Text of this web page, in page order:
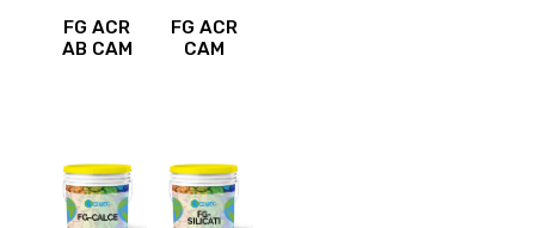
FG ACR
AB CAM
FG ACR
CAM